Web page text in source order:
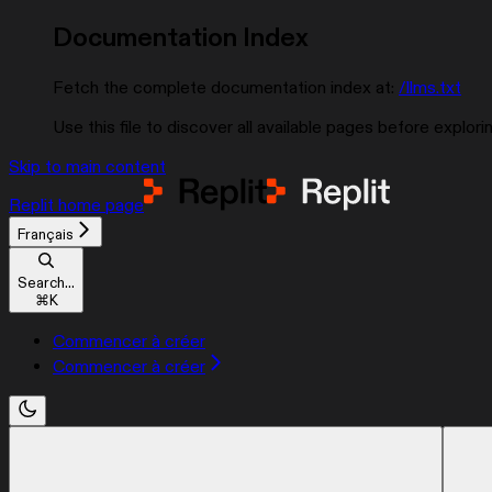
Documentation Index
Fetch the complete documentation index at: /llms.txt
Use this file to discover all available pages before
Skip to main content
Replit home page
Français
Search...
⌘K
Commencer à créer
Commencer à créer